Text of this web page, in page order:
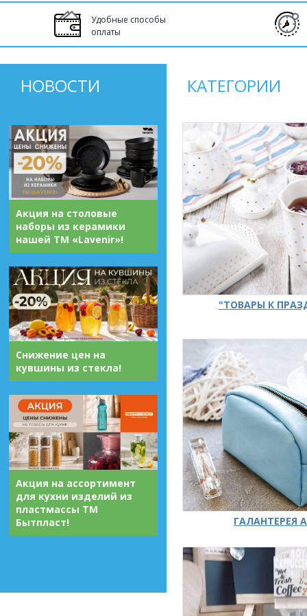
Удобные способы
оплаты
НОВОСТИ
Акция на столовые
наборы из керамики
нашей ТМ «Lavenir»!
Снижение цен на
кувшины из стекла!
Акция на ассортимент
для кухни изделий из
пластмассы ТМ
Бытпласт!
КАТЕГОРИИ
"ТОВАРЫ К
ГАЛАНТЕРЕЯ